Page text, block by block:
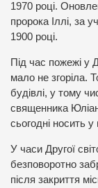
1970 році.
пророка Іллі, за
1900 році.
Під час пожежі у
мало не згоріла.
будівлі, у тому
священника
сьогодні носить
У часи Другої
безповоротно
після закриття